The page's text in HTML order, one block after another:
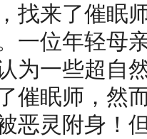
找来了催眠
一位年轻母
为一些超自
催眠师，然
恶灵附身！